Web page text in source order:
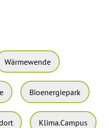
Wärmewende
Bioenergiepark
Klima.Campus